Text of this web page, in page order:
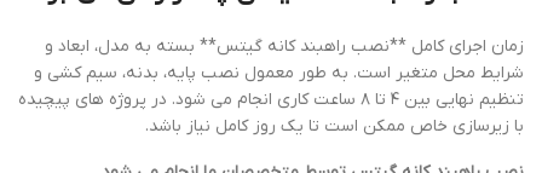
زمان اجرای کامل **نصب راهبند کانه گیتس** بسته به مدل، ابعاد و
شرایط محل متغیر است. به طور معمول نصب پایه، بدنه، سیم کشی و
تنظیم نهایی بین ۴ تا ۸ ساعت کاری انجام می شود. در پروژه های پیچیده
با زیرسازی خاص ممکن است تا یک روز کامل نیاز باشد.